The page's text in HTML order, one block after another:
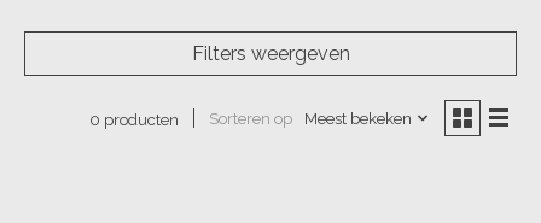
Filters weergeven
0 producten Sorteren op Meest bekeken